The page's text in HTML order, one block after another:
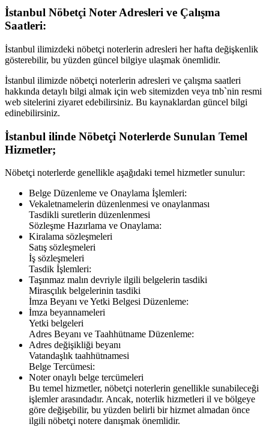
İstanbul Nöbetçi Noter Adresleri ve Çalışma
Saatleri:
İstanbul ilimizdeki nöbetçi noterlerin adresleri her hafta değişkenlik
gösterebilir, bu yüzden güncel bilgiye ulaşmak önemlidir.
İstanbul ilimizde nöbetçi noterlerin adresleri ve çalışma saatleri
hakkında detaylı bilgi almak için web sitemizden veya tnb`nin resmi
web sitelerini ziyaret edebilirsiniz. Bu kaynaklardan güncel bilgi
edinebilirsiniz.
İstanbul ilinde Nöbetçi Noterlerde Sunulan Temel
Hizmetler;
Nöbetçi noterlerde genellikle aşağıdaki temel hizmetler sunulur:
Belge Düzenleme ve Onaylama İşlemleri:
Vekaletnamelerin düzenlenmesi ve onaylanması
Tasdikli suretlerin düzenlenmesi
Sözleşme Hazırlama ve Onaylama:
Kiralama sözleşmeleri
Satış sözleşmeleri
İş sözleşmeleri
Tasdik İşlemleri:
Taşınmaz malın devriyle ilgili belgelerin tasdiki
Mirasçılık belgelerinin tasdiki
İmza Beyanı ve Yetki Belgesi Düzenleme:
İmza beyannameleri
Yetki belgeleri
Adres Beyanı ve Taahhütname Düzenleme:
Adres değişikliği beyanı
Vatandaşlık taahhütnamesi
Belge Tercümesi:
Noter onaylı belge tercümeleri
Bu temel hizmetler, nöbetçi noterlerin genellikle sunabileceği
işlemler arasındadır. Ancak, noterlik hizmetleri il ve bölgeye
göre değişebilir, bu yüzden belirli bir hizmet almadan önce
ilgili nöbetçi notere danışmak önemlidir.